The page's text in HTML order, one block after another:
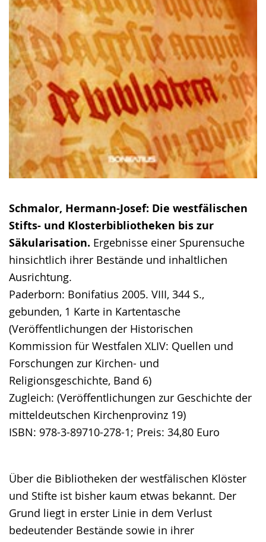
Schmalor, Hermann-Josef: Die westfälischen
Stifts- und Klosterbibliotheken bis zur
Säkularisation. Ergebnisse einer Spurensuche
hinsichtlich ihrer Bestände und inhaltlichen
Ausrichtung.
Paderborn: Bonifatius 2005. VIII, 344 S.,
gebunden, 1 Karte in Kartentasche
(Veröffentlichungen der Historischen
Kommission für Westfalen XLIV: Quellen und
Forschungen zur Kirchen- und
Religionsgeschichte, Band 6)
Zugleich: (Veröffentlichungen zur Geschichte der
mitteldeutschen Kirchenprovinz 19)
ISBN: 978-3-89710-278-1; Preis: 34,80 Euro
Über die Bibliotheken der westfälischen Klöster
und Stifte ist bisher kaum etwas bekannt. Der
Grund liegt in erster Linie in dem Verlust
bedeutender Bestände sowie in ihrer